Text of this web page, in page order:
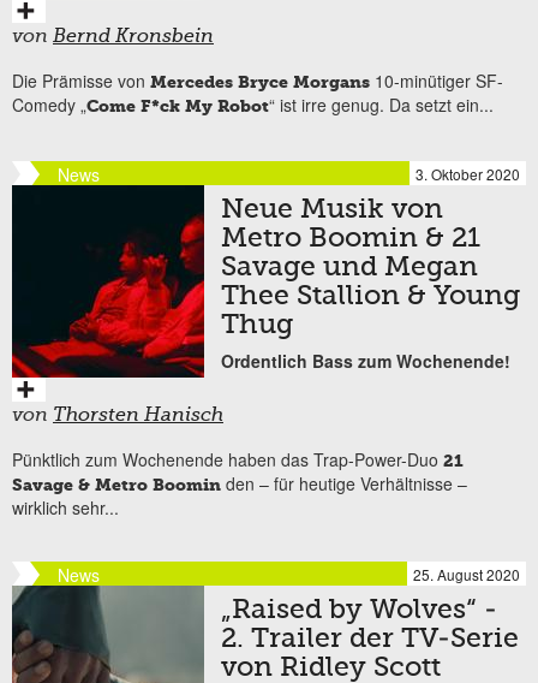
von Bernd Kronsbein
Die Prämisse von Mercedes Bryce Morgans 10-minütiger SF-
Comedy „Come F*ck My Robot“ ist irre genug. Da setzt ein...
News 3. Oktober 2020
Neue Musik von
Metro Boomin & 21
Savage und Megan
Thee Stallion & Young
Thug
Ordentlich Bass zum Wochenende!
von Thorsten Hanisch
Pünktlich zum Wochenende haben das Trap-Power-Duo 21
Savage & Metro Boomin den – für heutige Verhältnisse –
wirklich sehr...
News 25. August 2020
„Raised by Wolves“ -
2. Trailer der TV-Serie
von Ridley Scott